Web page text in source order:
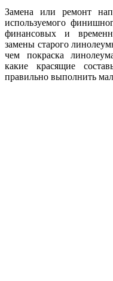
Замена или ремонт
используемого
финансовых и
замены старого
чем покраска
какие красящие
правильно выполнить